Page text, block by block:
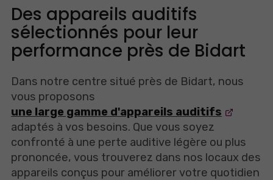
Des appareils auditifs
sélectionnés pour leur
performance près de Bidart
Dans notre centre situé près de Bidart, nous
vous proposons
une large gamme d'appareils auditifs
adaptés à vos besoins. Que vous soyez
confronté à une perte auditive légère ou plus
prononcée, vous trouverez dans nos locaux des
appareils conçus pour améliorer votre quotidien